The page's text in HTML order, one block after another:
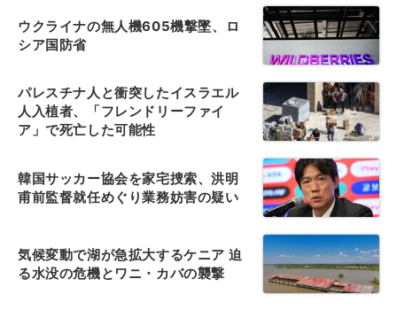
ウクライナの無人機605機撃墜、ロ
シア国防省
パレスチナ人と衝突したイスラエル
人入植者、「フレンドリーファイ
ア」で死亡した可能性
韓国サッカー協会を家宅捜索、洪明
甫前監督就任めぐり業務妨害の疑い
気候変動で湖が急拡大するケニア 迫
る水没の危機とワニ・カバの襲撃